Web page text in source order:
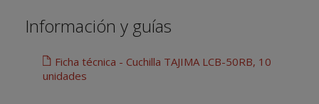
Información y guías
Ficha técnica - Cuchilla TAJIMA LCB-50RB, 10
unidades